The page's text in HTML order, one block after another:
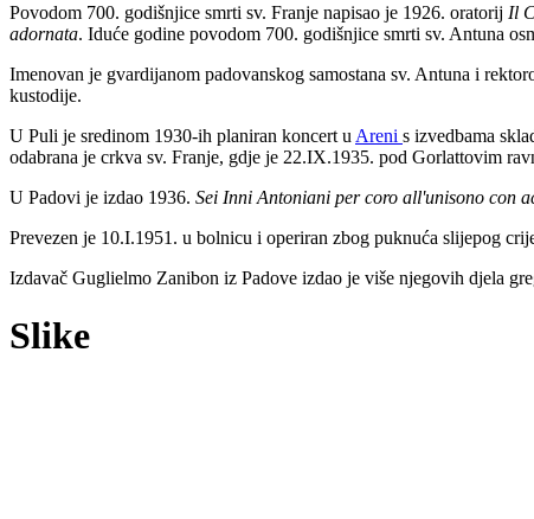
Povodom 700. godišnjice smrti sv. Franje napisao je 1926. oratorij Il
adornata. Iduće godine povodom 700. godišnjice smrti sv. Antuna
Imenovan je gvardijanom padovanskog samostana sv. Antuna i
kustodije.
U Puli je sredinom 1930-ih planiran koncert u Areni s izvedbama
odabrana je crkva sv. Franje, gdje je 22.IX.1935. pod Gorlattovim
U Padovi je izdao 1936. Sei Inni Antoniani per coro all'unisono con
Prevezen je 10.I.1951. u bolnicu i operiran zbog puknuća slijepog
Izdavač Guglielmo Zanibon iz Padove izdao je više njegovih djela
Slike